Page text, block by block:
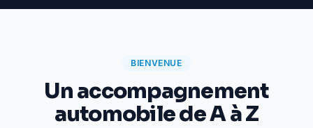
BIENVENUE
Un accompagnement
automobile de A à Z